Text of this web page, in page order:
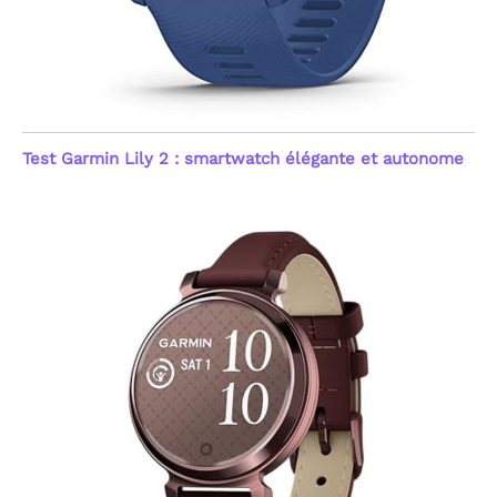
continu 24h/24 de votre
fréquence cardiaque et
du taux d'oxygène dans le
sang (SpO2). Le système
émet une alerte
d'anomalie du rythme
cardiaque, offrant une
forme. Note : Ce produit
n'est pas un dispositif
médical ; les données
sont fournies à titre
indicatif pour le suivi du
fitness et du bien-être
général, visant une
gestion simplifiée de
votre capital santé au
[Sommeil,
Stress & Suivi du Cycle
Féminin] Optimisez votre
rappel sédentaire) la rendent accessible aux jeunes
comme aux seniors.
[Expertise de 10 Ans &
Garantie à Vie] Investissez dans la qualité avec un
leader de l'industrie fort de 10 ans d'expérience. En
tant que fabricant disposant de sa propre usine et
extrêmement rigoureuses. Notre maîtrise
technologique nous permet d'être une référence en
absolue dans nos produits. En choisissant notre
marque, vous bénéficiez d'un support client dévoué
et d'un produit conçu selon les standards les plus
élevés du secteur. Une tranquillité d'esprit garantie
pour un achat sans aucun risque.
Test Garmin Lily 2 : smartwatch élégante et autonome